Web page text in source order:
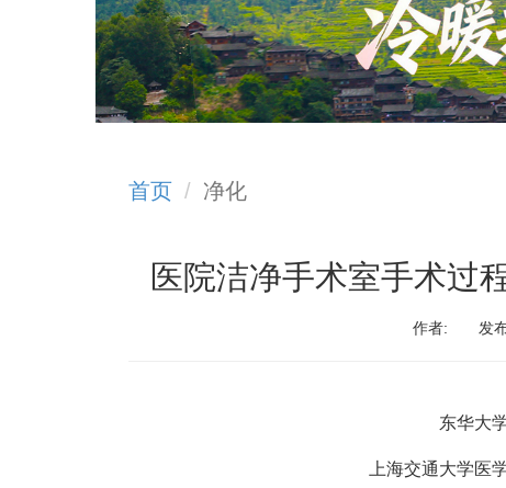
首页 净化
医院洁净手术室手术过
作者: 发
东华大
上海交通大学医